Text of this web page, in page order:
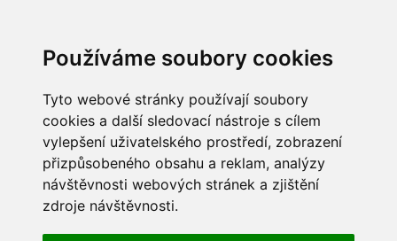
Používáme soubory cookies
Tyto webové stránky používají soubory
cookies a další sledovací nástroje s cílem
vylepšení uživatelského prostředí, zobrazení
přizpůsobeného obsahu a reklam, analýzy
návštěvnosti webových stránek a zjištění
zdroje návštěvnosti.